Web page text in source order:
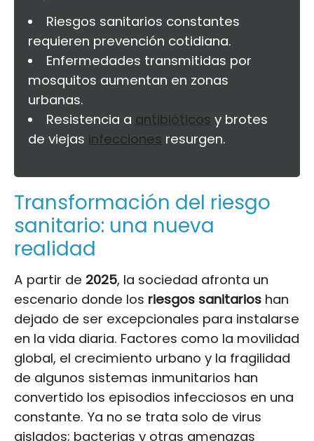
Riesgos sanitarios constantes
requieren prevención cotidiana.
Enfermedades transmitidas por
mosquitos aumentan en zonas
urbanas.
Resistencia a antibióticos y brotes
de viejas infecciones resurgen.
Transformación del riesgo
sanitario: una nueva
realidad
A partir de 2025, la sociedad afronta un
escenario donde los riesgos sanitarios han
dejado de ser excepcionales para instalarse
en la vida diaria. Factores como la movilidad
global, el crecimiento urbano y la fragilidad
de algunos sistemas inmunitarios han
convertido los episodios infecciosos en una
constante. Ya no se trata solo de virus
aislados; bacterias y otras amenazas